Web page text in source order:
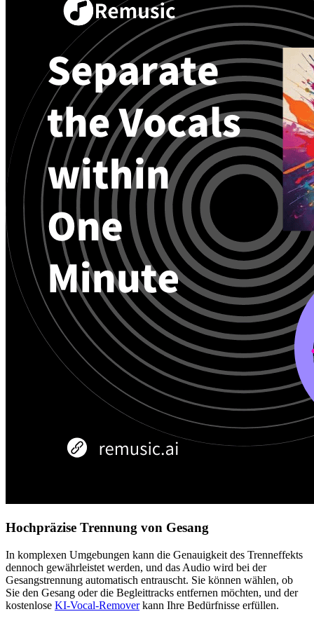
Hochpräzise Trennung von Gesang
In komplexen Umgebungen kann die Genauigkeit des Trenneffekts
dennoch gewährleistet werden, und das Audio wird bei der
Gesangstrennung automatisch entrauscht. Sie können wählen, ob
Sie den Gesang oder die Begleittracks entfernen möchten, und der
kostenlose KI-Vocal-Removerkann Ihre Bedürfnisse erfüllen.